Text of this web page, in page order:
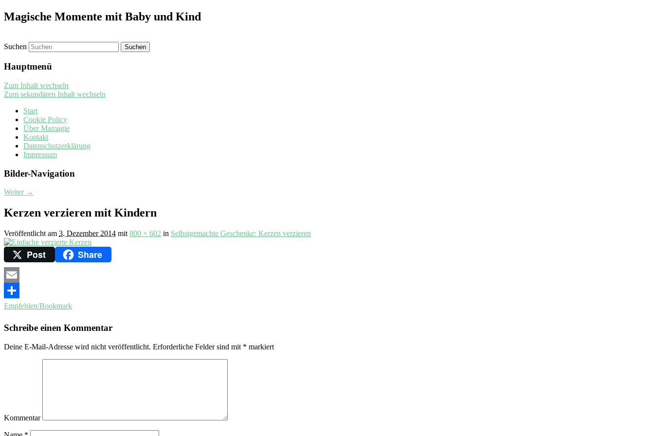
Magische Momente mit Baby und Kind
Suchen
Hauptmenü
Zum Inhalt wechseln
Zum sekundären Inhalt wechseln
Start
Cookie Policy
Über Mamagie
Kontakt
Datenschutzerklärung
Impressum
Bilder-Navigation
Weiter →
Kerzen verzieren mit Kindern
Veröffentlicht am 3. Dezember 2014 mit 800 × 602 in Selbstgemachte Geschenke: Kerzen verzieren
Post Share
Email
Empfehlen/Bookmark
Schreibe einen Kommentar
Deine E-Mail-Adresse wird nicht veröffentlicht. Erforderliche Felder sind mit * markiert
Kommentar